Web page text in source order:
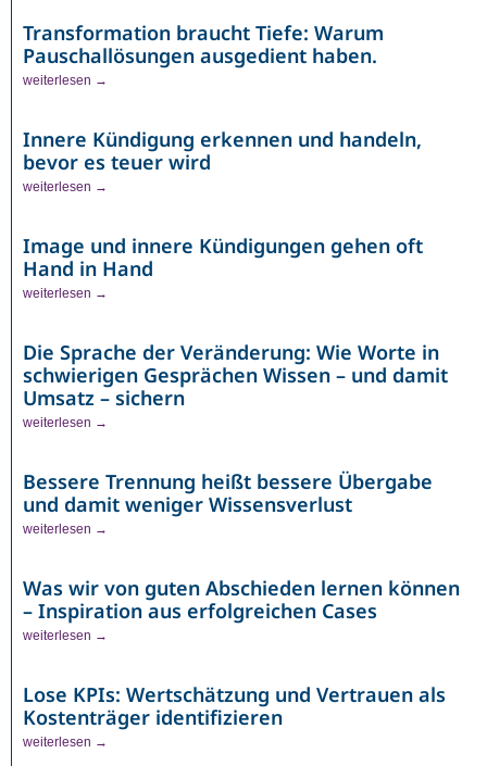
Transformation braucht Tiefe: Warum
Pauschallösungen ausgedient haben.
weiterlesen →
Innere Kündigung erkennen und handeln,
bevor es teuer wird
weiterlesen →
Image und innere Kündigungen gehen oft
Hand in Hand
weiterlesen →
Die Sprache der Veränderung: Wie Worte in
schwierigen Gesprächen Wissen – und damit
Umsatz – sichern
weiterlesen →
Bessere Trennung heißt bessere Übergabe
und damit weniger Wissensverlust
weiterlesen →
Was wir von guten Abschieden lernen können
– Inspiration aus erfolgreichen Cases
weiterlesen →
Lose KPIs: Wertschätzung und Vertrauen als
Kostenträger identifizieren
weiterlesen →